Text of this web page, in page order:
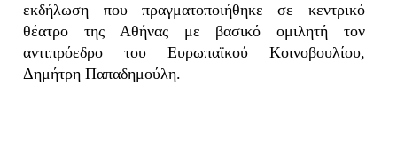
εκδήλωση που πραγματοποιήθηκε σε κεντρικό
θέατρο της Αθήνας με βασικό ομιλητή τον
αντιπρόεδρο του Ευρωπαϊκού Κοινοβουλίου,
Δημήτρη Παπαδημούλη.